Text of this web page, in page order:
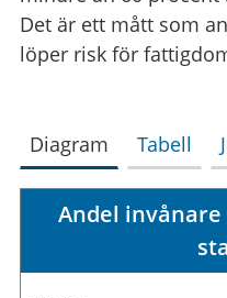
Det är ett mått som
löper risk för
Diagram Tabell
Andel